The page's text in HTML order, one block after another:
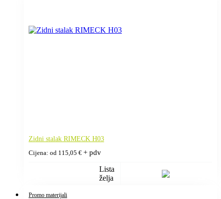
Zidni stalak RIMECK H03
Cijena: od 115,05 € + pdv
Lista
želja
Promo materijali